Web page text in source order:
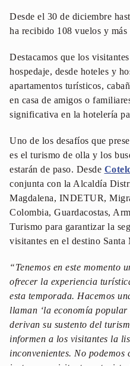
Desde el 30 de diciembre
ha recibido 108 vuelos y más
Destacamos que los
hospedaje, desde hoteles y
apartamentos turísticos,
en casa de amigos o
significativa en la hotelería
Uno de los desafíos que
es el turismo de olla y los
estarán de paso. Desde
conjunta con la Alcaldía
Magdalena, INDETUR,
Colombia, Guardacostas,
Turismo para garantizar la
visitantes en el destino Santa
“Tenemos en este momento
ofrecer la experiencia
esta temporada. Hacemos
llaman ‘la economía popular
derivan su sustento del
informen a los visitantes la
inconvenientes. No